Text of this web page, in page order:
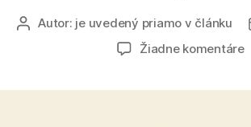
AutorAutor: je uvedený priamo v článku
Žiadne komentárena